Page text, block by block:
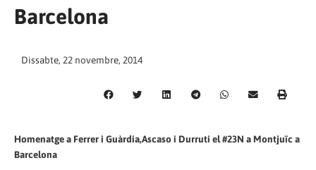
Barcelona
Dissabte, 22 novembre, 2014
Homenatge a Ferrer i Guàrdia,Ascaso i Durruti el #23N a Montjuïc a
Barcelona